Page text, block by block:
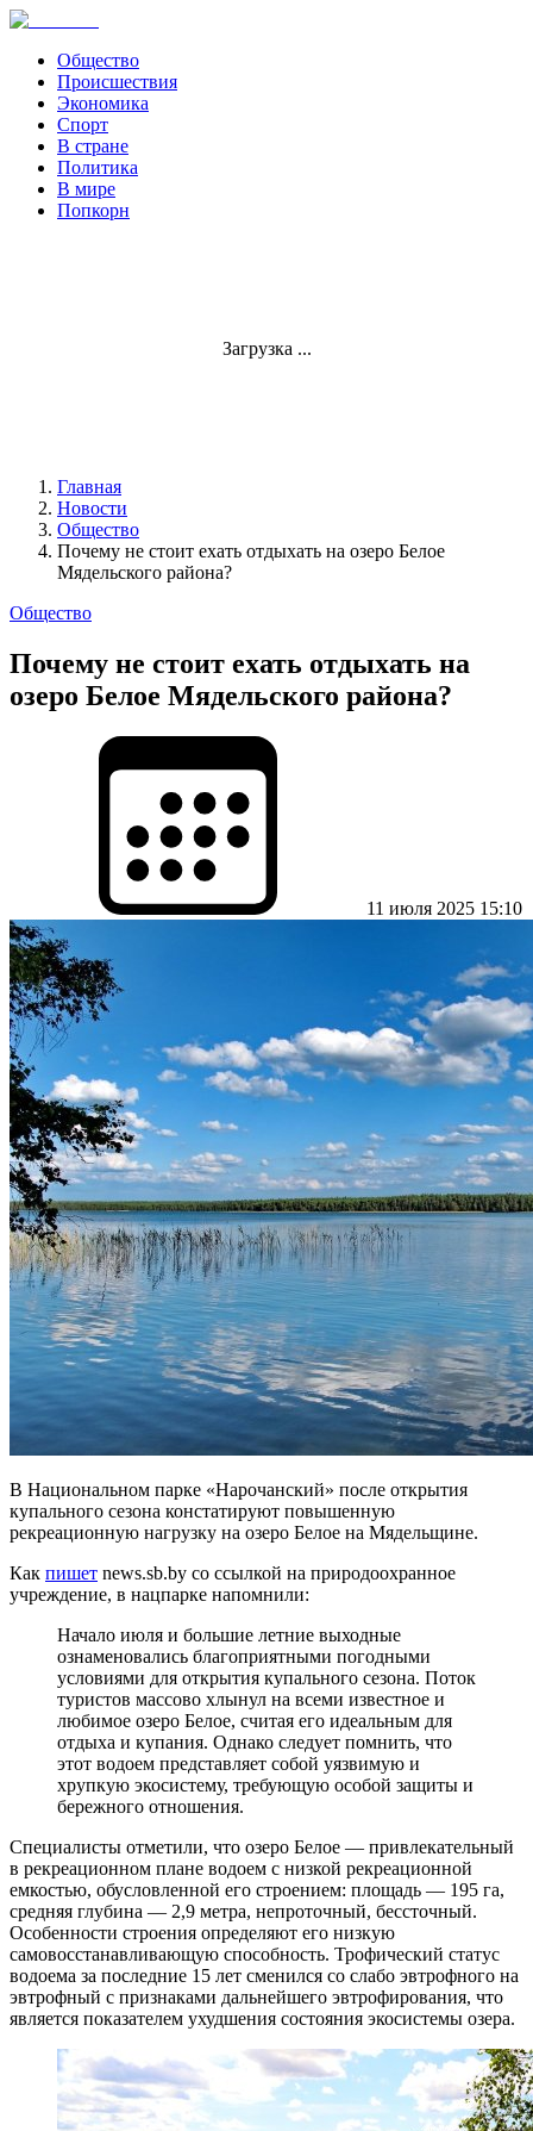
Общество
Происшествия
Экономика
Спорт
В стране
Политика
В мире
Попкорн
Загрузка ...
Главная
Новости
Общество
Почему не стоит ехать отдыхать на озеро Белое
Мядельского района?
Общество
Почему не стоит ехать отдыхать на
озеро Белое Мядельского района?
11 июля 2025 15:10
В Национальном парке «Нарочанский» после открытия
купального сезона констатируют повышенную
рекреационную нагрузку на озеро Белое на Мядельщине.
Как пишет news.sb.by со ссылкой на природоохранное
учреждение, в нацпарке напомнили:
Начало июля и большие летние выходные
ознаменовались благоприятными погодными
условиями для открытия купального сезона. Поток
туристов массово хлынул на всеми известное и
любимое озеро Белое, считая его идеальным для
отдыха и купания. Однако следует помнить, что
этот водоем представляет собой уязвимую и
хрупкую экосистему, требующую особой защиты и
бережного отношения.
Специалисты отметили, что озеро Белое — привлекательный
в рекреационном плане водоем с низкой рекреационной
емкостью, обусловленной его строением: площадь — 195 га,
средняя глубина — 2,9 метра, непроточный, бессточный.
Особенности строения определяют его низкую
самовосстанавливающую способность. Трофический статус
водоема за последние 15 лет сменился со слабо эвтрофного на
эвтрофный c признаками дальнейшего эвтрофирования, что
является показателем ухудшения состояния экосистемы озера.